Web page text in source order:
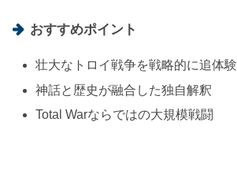
おすすめポイント
壮大なトロイ戦争を戦略的に追体験
神話と歴史が融合した独自解釈
Total Warならではの大規模戦闘